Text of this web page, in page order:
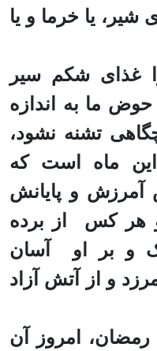
شیر، یا خرما و یا
غذای شکم سیر
حوض ما به اندازه
تشنه نشود،
ماه است که
آمرزش و پایانش
هر کس از برده
و بر او
آسان
و از آتش آزاد
رمضان، امروز آن